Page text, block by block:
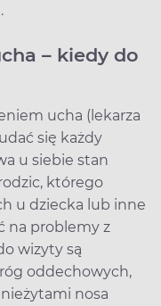
– kiedy do
ucha (lekarza
się każdy
u siebie stan
którego
u dziecka lub inne
na problemy z
wizyty są
oddechowych,
nieżytami nosa